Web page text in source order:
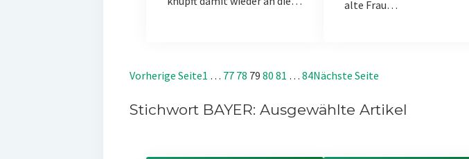
alte Frau…
Vorherige Seite1 … 77 78 79 80 81 … 84Nächste Seite
Stichwort BAYER: Ausgewählte Artikel